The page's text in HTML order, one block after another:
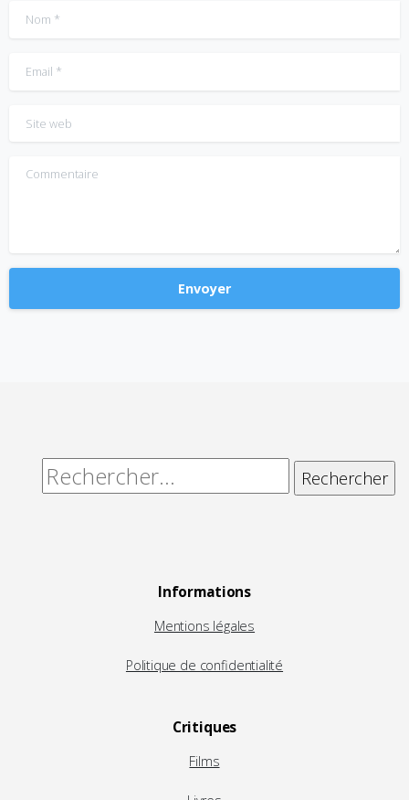
Nom*
Email*
Site web
Commentaire
Rechercher :
Informations
Mentions légales
Politique de confidentialité
Critiques
Films